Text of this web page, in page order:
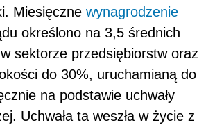
Miesięczne wynagrodzenie
określono na 3,5 średnich
sektorze przedsiębiorstw oraz
do 30%, uruchamianą do
na podstawie uchwały
Uchwała ta weszła w życie z